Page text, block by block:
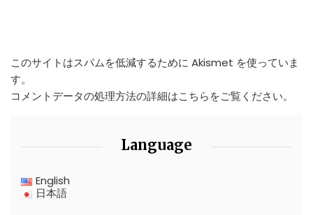
このサイトはスパムを低減するために Akismet を使っていま
す。
コメントデータの処理方法の詳細はこちらをご覧ください。
Language
English
日本語